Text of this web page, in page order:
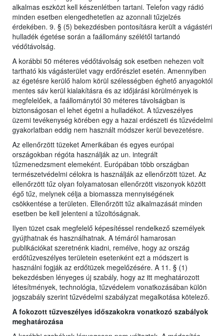
alkalmas eszközt kell készenlétben tartani. Telefon vagy rádió
minden esetben elengedhetetlen az azonnali tűzjelzés
érdekében. 9. § (5) bekezdésben pontosításra került a vágástéri
hulladék égetése során a faállomány szélétől tartandó
védőtávolság.
A korábbi 50 méteres védőtávolság sok esetben nehezen volt
tartható kis vágásterület vagy erdőrészlet esetén. Amennyiben
az égetésre kerülő halom körül szélességben éghető anyagoktól
mentes sáv kerül kialakításra és az időjárási körülmények is
megfelelőek, a faállománytól 30 méteres távolságban is
biztonságosan el lehet égetni a hulladékot. A tűzveszélyes
üzemi tevékenység körében egy a hazai erdészeti és tűzvédelmi
gyakorlatban eddig nem használt módszer kerül bevezetésre.
Az ellenőrzött tüzeket Amerikában és egyes európai
országokban régóta használják az un. integrált
tűzmenedzsment elemeként. Európában több országban
természetvédelmi célokra is használják az ellenőrzött tüzet. Az
ellenőrzött tűz olyan folyamatosan ellenőrzött viszonyok között
égő tűz, melynek célja a biomassza mennyiségének
csökkentése a területen. Ellenőrzött tűz alkalmazását minden
esetben be kell jelenteni a tűzoltóságnak.
Ilyen tüzet csak megfelelő képesítéssel rendelkező személyek
gyújthatnak és használhatnak. A témáról hamarosan
publikációkat szeretnénk kiadni, remélve, hogy az ország
erdőtűzveszélyes területein esetenként ezt a módszert is
használni fogják az erdőtüzek megelőzésére. A 11. § (1)
bekezdésben lényeges új szabály, hogy az itt meghatározott
létesítmények, technológia, tűzvédelem vonatkozásában külön
jogszabály szerint tűzvédelmi szabályzat megalkotása kötelező.
A fokozott tűzveszélyes időszakokra vonatkozó szabályok
meghatározása